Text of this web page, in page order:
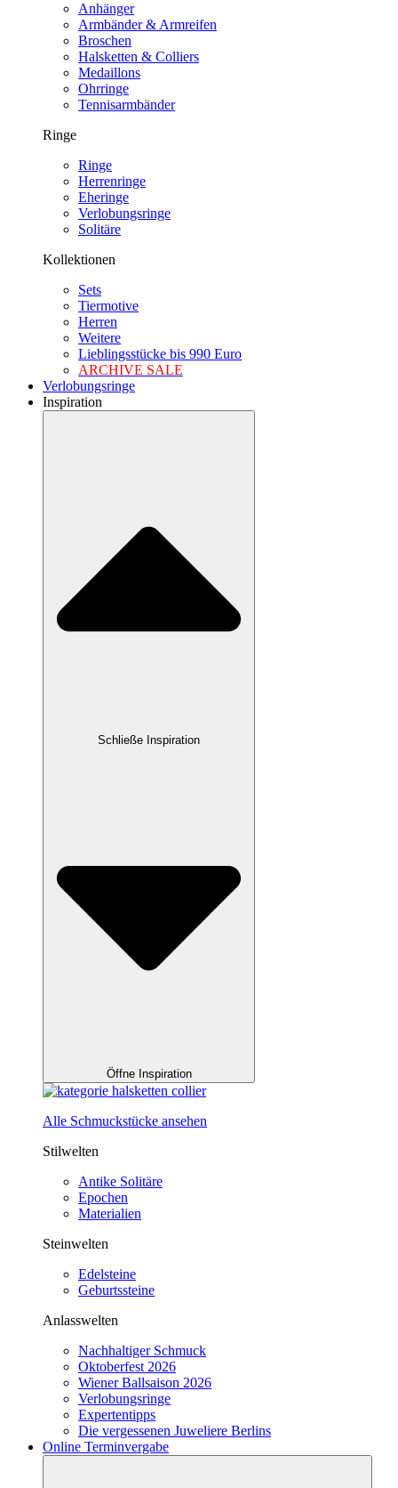
Anhänger
Armbänder & Armreifen
Broschen
Halsketten & Colliers
Medaillons
Ohrringe
Tennisarmbänder
Ringe
Ringe
Herrenringe
Eheringe
Verlobungsringe
Solitäre
Kollektionen
Sets
Tiermotive
Herren
Weitere
Lieblingsstücke bis 990 Euro
ARCHIVE SALE
Verlobungsringe
Inspiration
Schließe Inspiration
Öffne Inspiration
Alle Schmuckstücke ansehen
Stilwelten
Antike Solitäre
Epochen
Materialien
Steinwelten
Edelsteine
Geburtssteine
Anlasswelten
Nachhaltiger Schmuck
Oktoberfest 2026
Wiener Ballsaison 2026
Verlobungsringe
Expertentipps
Die vergessenen Juweliere Berlins
Online Terminvergabe